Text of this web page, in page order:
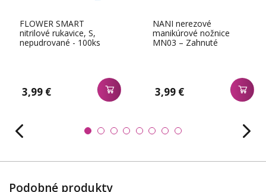
FLOWER SMART
nitrilové rukavice, S,
nepudrované - 100ks
3,99 €
NANI nerezové
manikúrové nožnice
MN03 – Zahnuté
3,99 €
Podobné produkty